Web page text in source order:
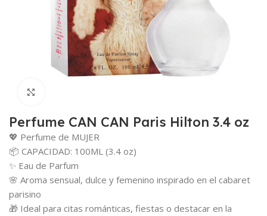
Perfume CAN CAN Paris Hilton 3.4 oz
💖 Perfume de MUJER
📦 CAPACIDAD: 100ML (3.4 oz)
✨ Eau de Parfum
🌸 Aroma sensual, dulce y femenino inspirado en el cabaret
parisino
🎁 Ideal para citas románticas, fiestas o destacar en la